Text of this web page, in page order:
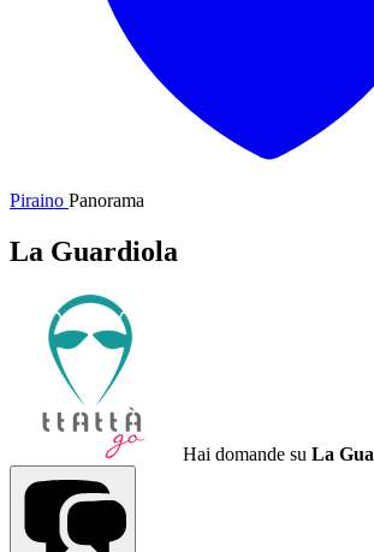
Piraino Panorama
La Guardiola
Hai domande su La